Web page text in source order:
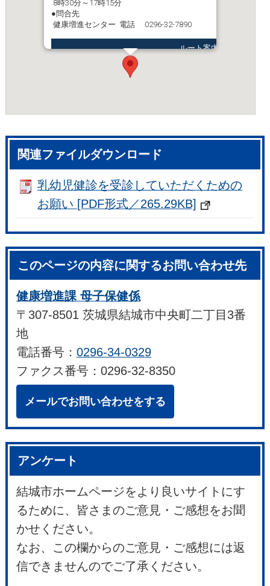
8時30分～17時15分
●問合先
健康増進センター 電話 0296-32-7890
ルート案内
関連ファイルダウンロード
乳幼児健診を受診していただくための
お願い [PDF形式／265.29KB]
このページの内容に関するお問い合わせ先
健康増進課 母子保健係
〒307-8501 茨城県結城市中央町二丁目3番
地
電話番号：0296-34-0329
ファクス番号：0296-32-8350
メールでお問い合わせをする
アンケート
結城市ホームページをより良いサイトにす
るために、皆さまのご意見・ご感想をお聞
かせください。
なお、この欄からのご意見・ご感想には返
信できませんのでご了承ください。